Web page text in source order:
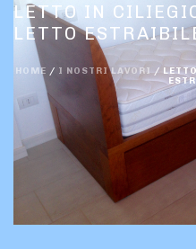
LETTO IN
LETTO
HOME / I NOSTRI LAVORI /